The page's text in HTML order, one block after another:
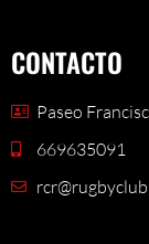
CONTACTO
Paseo
669635091